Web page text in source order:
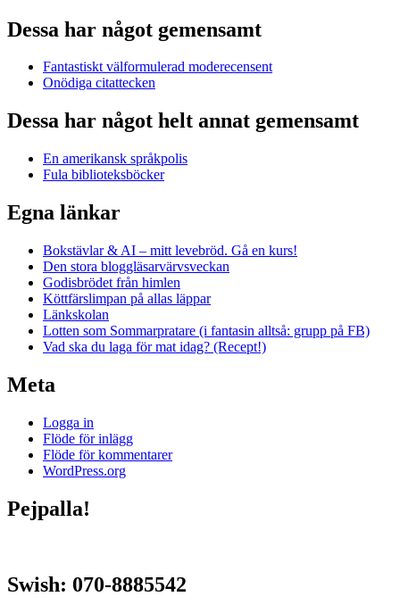
Dessa har något gemensamt
Fantastiskt välformulerad moderecensent
Onödiga citattecken
Dessa har något helt annat gemensamt
En amerikansk språkpolis
Fula biblioteksböcker
Egna länkar
Bokstävlar & AI – mitt levebröd. Gå en kurs!
Den stora bloggläsarvärvsveckan
Godisbrödet från himlen
Köttfärslimpan på allas läppar
Länkskolan
Lotten som Sommarpratare (i fantasin alltså: grupp på FB)
Vad ska du laga för mat idag? (Recept!)
Meta
Logga in
Flöde för inlägg
Flöde för kommentarer
WordPress.org
Pejpalla!
Swish: 070-8885542